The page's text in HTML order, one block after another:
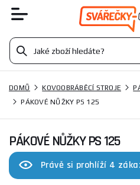
DOMŮ KOVOOBRÁBĚCÍ STROJE
PÁKOVÉ NŮŽKY PS 125
PÁKOVÉ NŮŽKY PS 125
Právě si prohlíží 4